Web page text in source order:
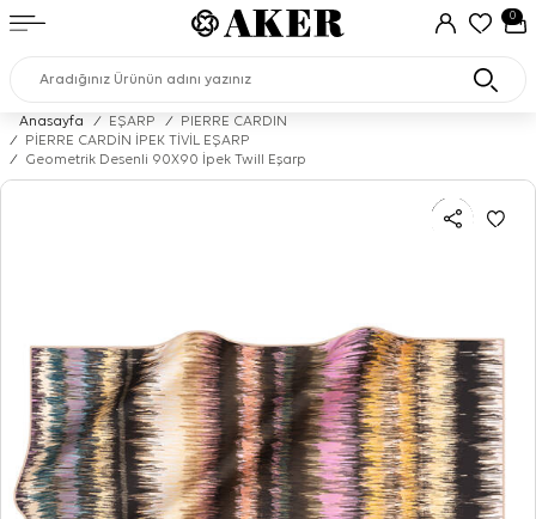
0
Anasayfa / EŞARP /
PIERRE CARDIN
/
PİERRE CARDİN İPEK TİVİL EŞARP
/
Geometrik Desenli 90X90 İpek Twill Eşarp